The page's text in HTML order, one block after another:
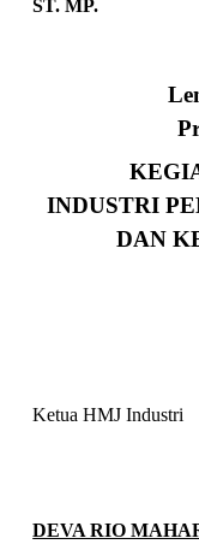
ST. MP.
INDUSTRI
DAN
Ketua HMJ Industri
DEVA RIO